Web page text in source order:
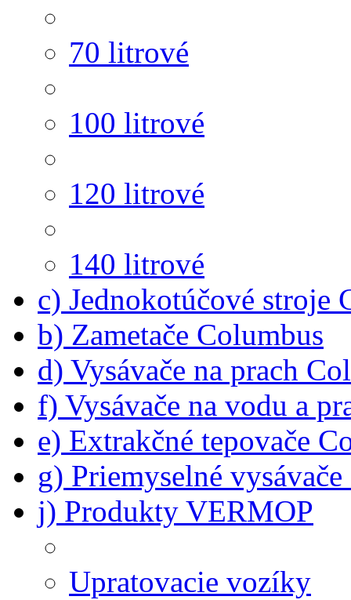
70 litrové
100 litrové
120 litrové
140 litrové
c) Jednokotúčové stroje
b) Zametače Columbus
d) Vysávače na prach
f) Vysávače na vodu a
e) Extrakčné tepovače
g) Priemyselné
j) Produkty VERMOP
Upratovacie vozíky